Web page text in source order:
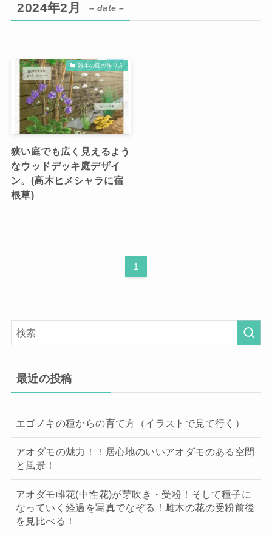
2024年2月 – date –
雑木の庭の作り方
狭い庭でも広く見えるよう
なウッドデッキ庭デザイ
ン。(高木ヒメシャラに宿
根草)
1
最近の投稿
エゴノキの種からの育て方（イラストで見て行く）
アオダモの魅力！！居心地のいいアオダモのある空間
と風景！
アオダモ雌花(中性花)が芽吹き・受粉！そして種子に
なっていく経過を写真でなぞる！雌木の花の受粉前後
を見比べる！